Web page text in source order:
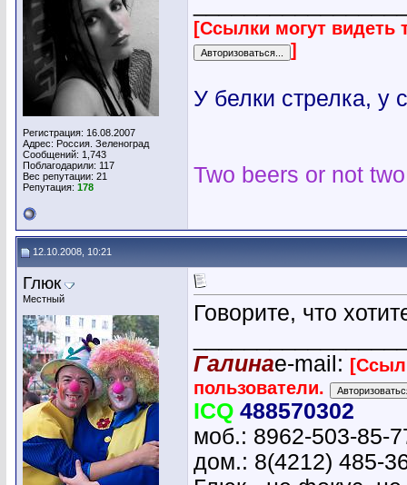
Регистрация: 16.08.2007
Адрес: Россия. Зеленоград
Сообщений: 1,743
Поблагодарили: 117
Вес репутации: 21
Репутация: 178
[Ссылки могут видеть
]
У белки стрелка, у
Two beers or not
12.10.2008, 10:21
Глюк
Местный
Говорите, что
Галинаe-mail:
пользователи.
ICQ 488570302
моб.: 8962-503-85-
дом.: 8(4212) 485-